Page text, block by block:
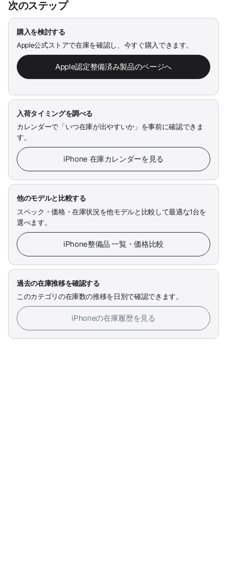
次のステップ
購入を検討する
Apple公式ストアで在庫を確認し、今すぐ購入できます。
Apple認定整備済み製品のページへ
入荷タイミングを調べる
カレンダーで「いつ在庫が出やすいか」を事前に確認できま
す。
iPhone 在庫カレンダーを見る
他のモデルと比較する
スペック・価格・在庫状況を他モデルと比較して最適な1台を
選べます。
iPhone整備品 一覧・価格比較
過去の在庫推移を確認する
このカテゴリの在庫数の推移を日別で確認できます。
iPhoneの在庫履歴を見る